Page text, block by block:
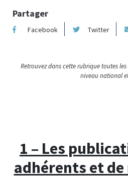
Partager
Facebook Twitter
Retrouvez dans cette rubrique toutes
niveau national
1 – Les
adhérents et